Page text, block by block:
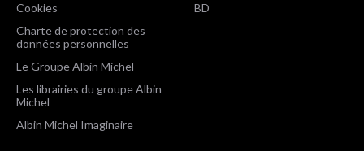
Cookies
Charte de protection des
données personnelles
Le Groupe Albin Michel
Les librairies du groupe Albin
Michel
Albin Michel Imaginaire
BD